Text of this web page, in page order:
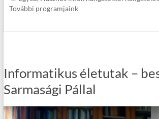
További programjaink
Informatikus életutak –
Sarmasági Pállal